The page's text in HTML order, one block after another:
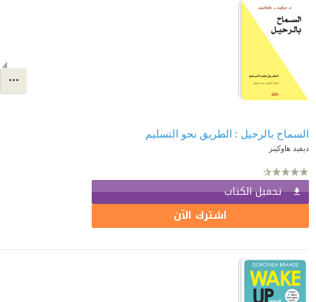
السماح بالرحيل : الطريق نحو التسليم
ديفيد هاوكينز
تحميل الكتاب
اشترك الآن